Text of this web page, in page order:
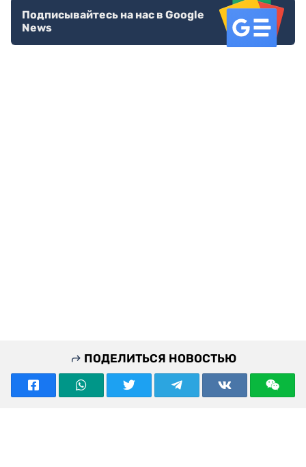
Подписывайтесь на нас в Google
News
ПОДЕЛИТЬСЯ НОВОСТЬЮ